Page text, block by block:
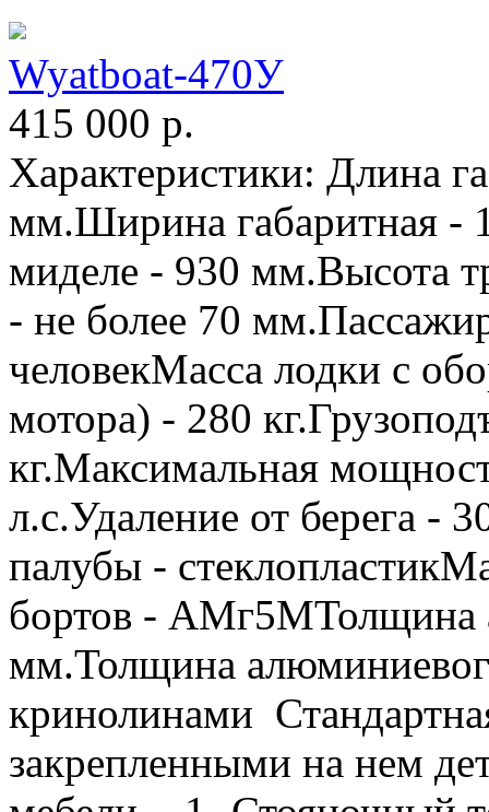
Wyatboat-470У
415 000 р.
Характеристики: Длина
мм.Ширина габаритная -
миделе - 930 мм.Высота
- не более 70
человекМасса лодки с
мотора) - 280
кг.Максимальная
л.с.Удаление от берега -
палубы -
бортов - АМг5МТолщина
мм.Толщина
кринолинами
закрепленными на нем